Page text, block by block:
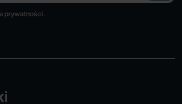
prywatności